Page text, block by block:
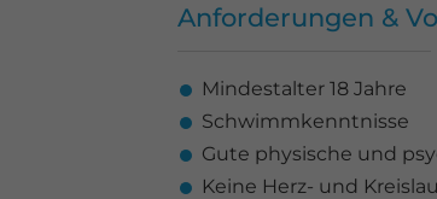
Anforderungen &
Mindestalter 18 Jahre
Schwimmkenntnisse
Gute physische und
Keine Herz- und